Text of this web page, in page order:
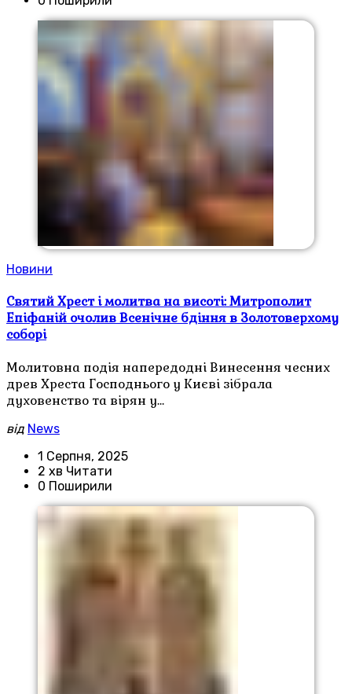
Новини
Святий Хрест і молитва на висоті: Митрополит
Епіфаній очолив Всенічне бдіння в Золотоверхому
соборі
Молитовна подія напередодні Винесення чесних
древ Хреста Господнього у Києві зібрала
духовенство та вірян у…
від News
1 Серпня, 2025
2 хв Читати
0 Поширили